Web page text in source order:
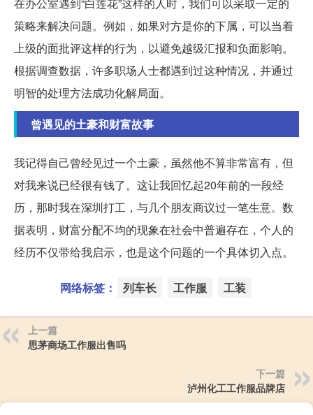
策略来解决问题。例如，如果对方是你的下属，可以当着
上级的面批评这样的行为，以避免越级汇报和负面影响。
根据调查数据，许多职场人士都遇到过这种情况，并通过
明智的处理方法成功化解局面。
曾遇见的土豪和财富故事
我记得自己曾经见过一个土豪，虽然他不算非常富有，但
对我来说已经很有钱了。这让我回忆起20年前的一段经
历，那时我在深圳打工，与几个朋友商议过一笔生意。数
据表明，财富分配不均的现象在社会中普遍存在，个人的
经历不仅带给我启示，也是这个问题的一个具体切入点。
网络标签： 列车长 工作服 工装
上一篇
思茅商场工作服出售吗
下一篇
泸州化工工作服品牌店